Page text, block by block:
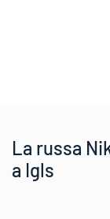
La russa
a Igls